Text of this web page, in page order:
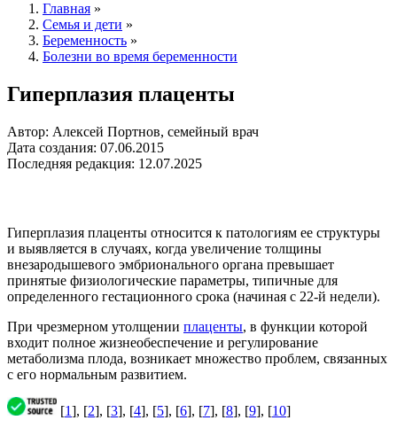
Главная »
Семья и дети »
Беременность »
Болезни во время беременности
Гиперплазия плаценты
Автор: Алексей Портнов, семейный врач
Дата создания: 07.06.2015
Последняя редакция: 12.07.2025
Гиперплазия плаценты относится к патологиям ее структуры
и выявляется в случаях, когда увеличение толщины
внезародышевого эмбрионального органа превышает
принятые физиологические параметры, типичные для
определенного гестационного срока (начиная с 22-й недели).
При чрезмерном утолщении плаценты, в функции которой
входит полное жизнеобеспечение и регулирование
метаболизма плода, возникает множество проблем, связанных
с его нормальным развитием.
[1], [2], [3], [4], [5], [6], [7], [8], [9], [10]